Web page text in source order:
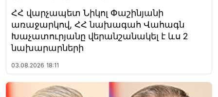
ՀՀ վարչապետ Նիկոլ Փաշինյանի
առաջարկով, ՀՀ նախագահ Վահագն
Խաչատուրյանը վերանշանակել է ևս 2
նախարարների
03.08.2026 18:11